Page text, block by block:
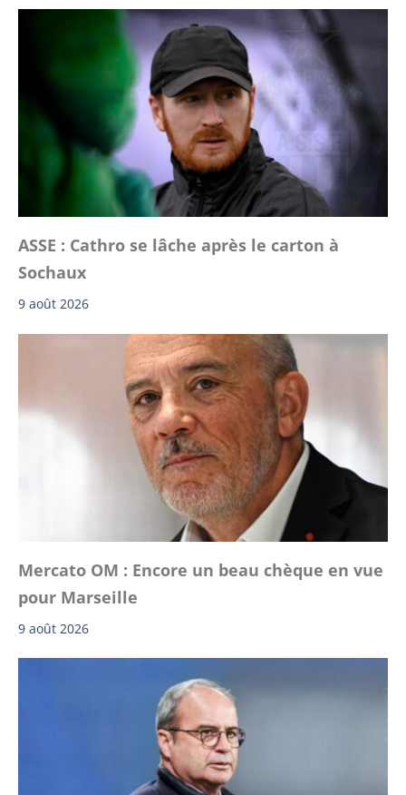
ASSE : Cathro se lâche après le carton à
Sochaux
9 août 2026
Mercato OM : Encore un beau chèque en vue
pour Marseille
9 août 2026